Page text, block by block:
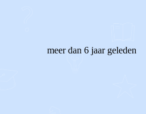
meer dan 6 jaar geleden